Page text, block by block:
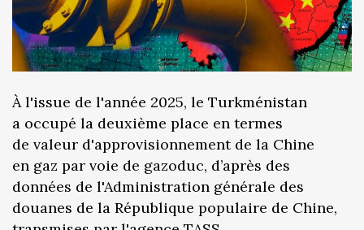
À l'issue de l'année 2025, le Turkménistan
a occupé la deuxième place en termes
de valeur d'approvisionnement de la Chine
en gaz par voie de gazoduc, d’après des
données de l'Administration générale des
douanes de la République populaire de Chine,